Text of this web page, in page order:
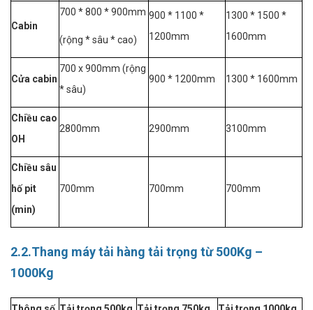
Cabin
700 * 800 * 900mm
(rộng * sâu * cao)
900 * 1100 *
1200mm
1300 * 1500 *
1600mm
Cửa cabin
700 x 900mm (rộng
* sâu)
900 * 1200mm 1300 * 1600mm
Chiều cao
OH
2800mm 2900mm 3100mm
Chiều sâu
hố pit
(min)
700mm 700mm 700mm
2.2.Thang máy tải hàng tải trọng từ 500Kg –
1000Kg